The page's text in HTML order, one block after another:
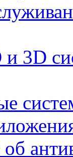
и 3D